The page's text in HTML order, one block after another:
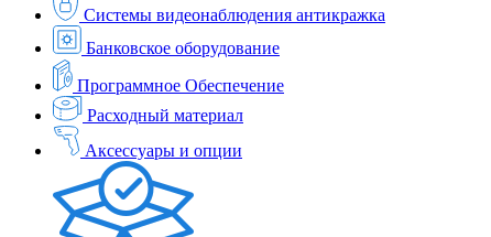
Системы видеонаблюдения антикражка
Банковское оборудование
Программное Обеспечение
Расходный материал
Аксессуары и опции